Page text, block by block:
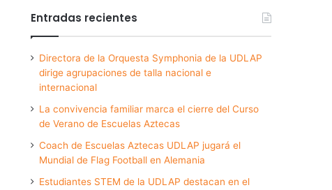
Entradas recientes
Directora de la Orquesta Symphonia de la UDLAP
dirige agrupaciones de talla nacional e
internacional
La convivencia familiar marca el cierre del Curso
de Verano de Escuelas Aztecas
Coach de Escuelas Aztecas UDLAP jugará el
Mundial de Flag Football en Alemania
Estudiantes STEM de la UDLAP destacan en el